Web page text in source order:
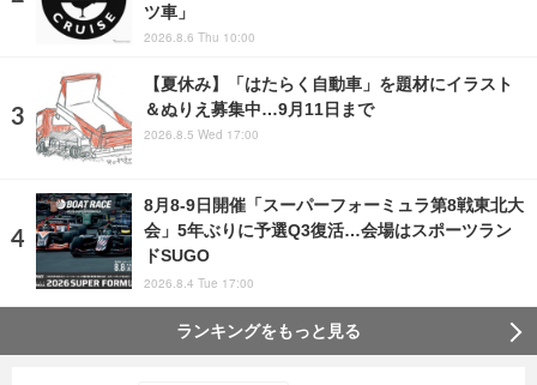
ツ車」
2026.8.6 Thu 10:00
【夏休み】「はたらく自動車」を題材にイラスト
＆ぬりえ募集中…9月11日まで
2026.8.5 Wed 17:00
8月8‐9日開催「スーパーフォーミュラ第8戦東北大
会」5年ぶりに予選Q3復活…会場はスポーツラン
ドSUGO
2026.8.4 Tue 17:00
ランキングをもっと見る